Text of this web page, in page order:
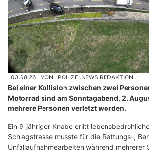
03.08.26 VON POLIZEI.NEWS REDAKTION
Bei einer Kollision zwischen zwei
Motorrad sind am Sonntagabend, 2.
mehrere Personen verletzt worden.
Ein 9-jähriger Knabe erlitt
Schlagstrasse musste für die Rettungs-,
Unfallaufnahmearbeiten während mehrerer